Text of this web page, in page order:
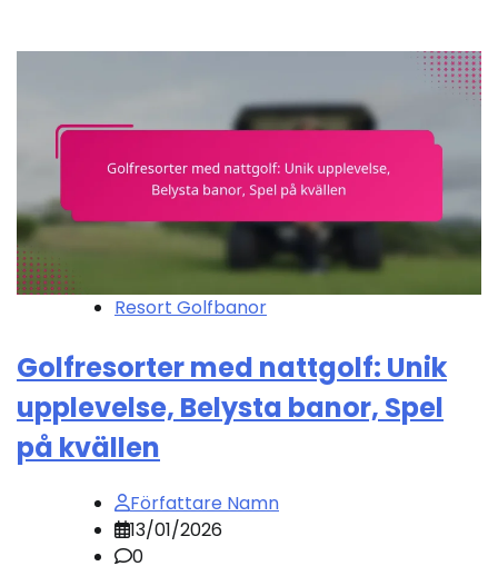
Resort Golfbanor
Golfresorter med nattgolf: Unik
upplevelse, Belysta banor, Spel
på kvällen
Författare Namn
13/01/2026
0